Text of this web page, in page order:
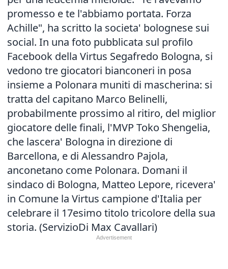
promesso e te l'abbiamo portata. Forza
Achille", ha scritto la societa' bolognese sui
social. In una foto pubblicata sul profilo
Facebook della Virtus Segafredo Bologna, si
vedono tre giocatori bianconeri in posa
insieme a Polonara muniti di mascherina: si
tratta del capitano Marco Belinelli,
probabilmente prossimo al ritiro, del miglior
giocatore delle finali, l'MVP Toko Shengelia,
che lascera' Bologna in direzione di
Barcellona, e di Alessandro Pajola,
anconetano come Polonara. Domani il
sindaco di Bologna, Matteo Lepore, ricevera'
in Comune la Virtus campione d'Italia per
celebrare il 17esimo titolo tricolore della sua
storia. (ServizioDi Max Cavallari)